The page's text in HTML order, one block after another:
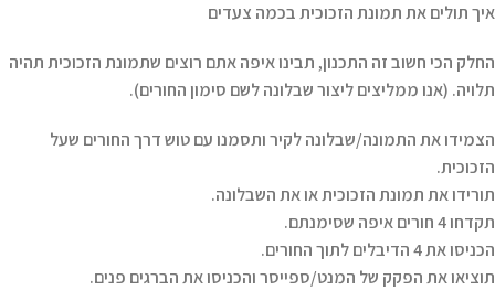
איך תולים את תמונת הזכוכית בכמה צעדים
החלק הכי חשוב זה התכנון, תבינו איפה אתם רוצים שתמונת הזכוכית תהיה
תלויה. (אנו ממליצים ליצור שבלונה לשם סימון החורים).
הצמידו את התמונה/שבלונה לקיר ותסמנו עם טוש דרך החורים שעל
הזכוכית.
תורידו את תמונת הזכוכית או את השבלונה.
תקדחו 4 חורים איפה שסימנתם.
הכניסו את 4 הדיבלים לתוך החורים.
תוציאו את הפקק של המנט/ספייסר והכניסו את הברגים פנים.